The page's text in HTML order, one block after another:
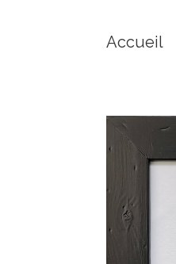
Accueil